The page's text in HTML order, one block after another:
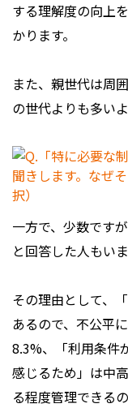
する理解度の向上
かります。
また、親世代は周
の世代よりも多いよ
一方で、少数です
と回答した人もいま
その理由として、
あるので、不公平
8.3%、「利用条件
感じるため」は中
る程度管理できる